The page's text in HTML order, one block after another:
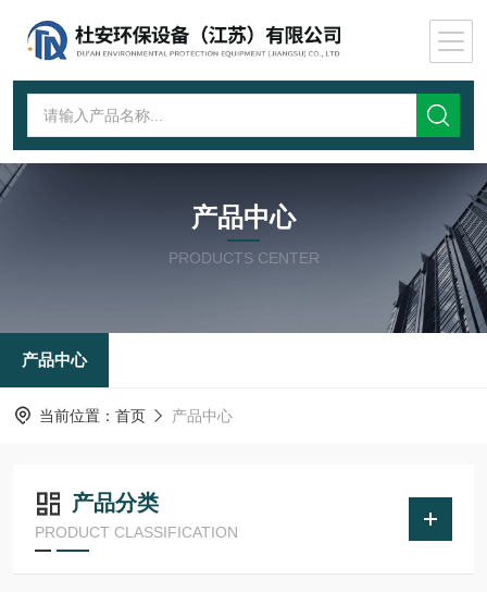
产品中心
PRODUCTS CENTER
产品中心
当前位置： 首页 产品中心
产品分类
PRODUCT CLASSIFICATION